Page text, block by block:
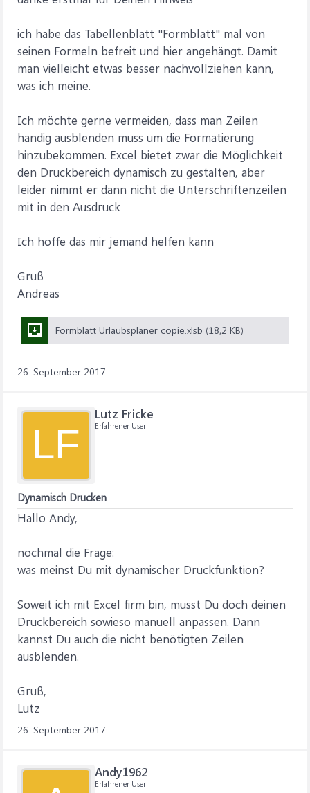
ich habe das Tabellenblatt "Formblatt" mal von
seinen Formeln befreit und hier angehängt. Damit
man vielleicht etwas besser nachvollziehen kann,
was ich meine.
Ich möchte gerne vermeiden, dass man Zeilen
händig ausblenden muss um die Formatierung
hinzubekommen. Excel bietet zwar die Möglichkeit
den Druckbereich dynamisch zu gestalten, aber
leider nimmt er dann nicht die Unterschriftenzeilen
mit in den Ausdruck
Ich hoffe das mir jemand helfen kann
Gruß
Andreas
Formblatt Urlaubsplaner copie.xlsb (18,2 KB)
26. September 2017
LF
Lutz Fricke
Erfahrener User
Dynamisch Drucken
Hallo Andy,
nochmal die Frage:
was meinst Du mit dynamischer Druckfunktion?
Soweit ich mit Excel firm bin, musst Du doch deinen
Druckbereich sowieso manuell anpassen. Dann
kannst Du auch die nicht benötigten Zeilen
ausblenden.
Gruß,
Lutz
26. September 2017
Andy1962
Erfahrener User